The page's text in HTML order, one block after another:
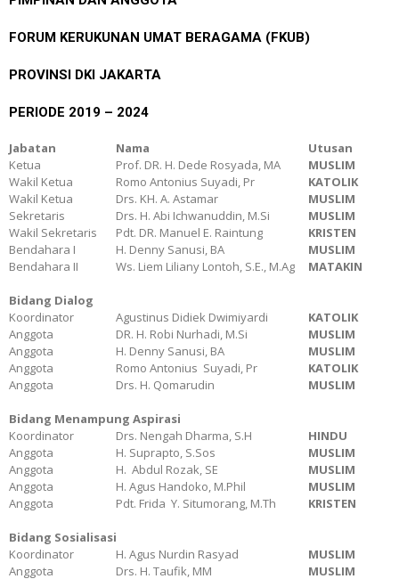
FORUM KERUKUNAN UMAT BERAGAMA (FKUB)
PROVINSI DKI JAKARTA
PERIODE 2019 – 2024
Jabatan Nama
Utusan
Ketua
Prof. DR. H. Dede Rosyada, MA
MUSLIM
Wakil Ketua
Romo Antonius Suyadi, Pr
KATOLIK
Wakil Ketua
Drs. KH. A. Astamar
MUSLIM
Sekretaris
Drs. H. Abi Ichwanuddin, M.Si
MUSLIM
Wakil Sekretaris
Pdt. DR. Manuel E. Raintung
KRISTEN
Bendahara I
H. Denny Sanusi, BA
MUSLIM
Bendahara II
Ws. Liem Liliany Lontoh, S.E., M.Ag MATAKIN
Bidang Dialog
Koordinator
Agustinus Didiek Dwimiyardi
KATOLIK
Anggota
DR. H. Robi Nurhadi, M.Si
MUSLIM
Anggota
H. Denny Sanusi, BA
MUSLIM
Anggota
Romo Antonius Suyadi, Pr
KATOLIK
Anggota
Drs. H. Qomarudin MUSLIM
Bidang Menampung Aspirasi
Koordinator
Drs. Nengah Dharma, S.H
HINDU
Anggota
H. Suprapto, S.Sos
MUSLIM
Anggota
H. Abdul Rozak, SE
MUSLIM
Anggota
H. Agus Handoko, M.Phil
MUSLIM
Anggota
Pdt. Frida Y. Situmorang, M.Th KRISTEN
Bidang Sosialisasi
Koordinator
H. Agus Nurdin Rasyad
MUSLIM
Anggota
Drs. H. Taufik, MM
MUSLIM